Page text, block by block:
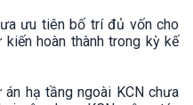
ưu tiên bố trí đủ vốn cho
hoàn thành trong kỳ kế
hạ tầng ngoài KCN chưa